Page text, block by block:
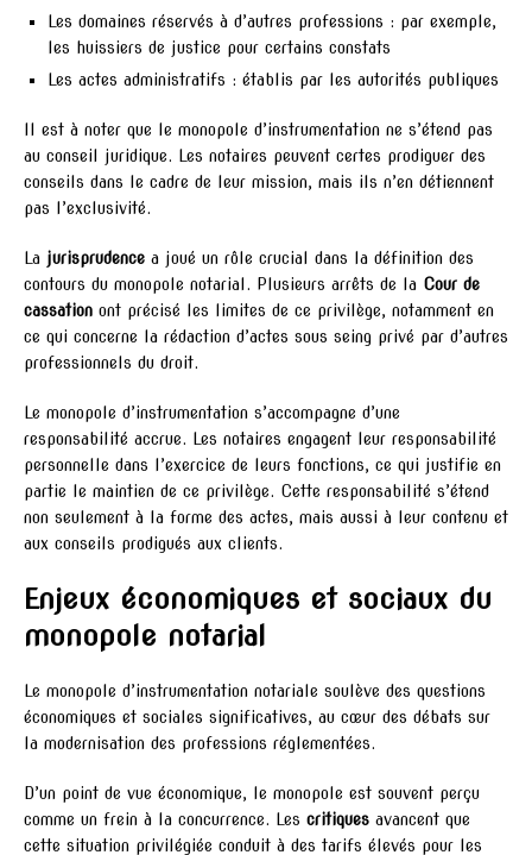
Les domaines réservés à d’autres professions : par exemple,
les huissiers de justice pour certains constats
Les actes administratifs : établis par les autorités publiques
Il est à noter que le monopole d’instrumentation ne s’étend pas
au conseil juridique. Les notaires peuvent certes prodiguer des
conseils dans le cadre de leur mission, mais ils n’en détiennent
pas l’exclusivité.
La jurisprudence a joué un rôle crucial dans la définition des
contours du monopole notarial. Plusieurs arrêts de la Cour de
cassation ont précisé les limites de ce privilège, notamment en
ce qui concerne la rédaction d’actes sous seing privé par d’autres
professionnels du droit.
Le monopole d’instrumentation s’accompagne d’une
responsabilité accrue. Les notaires engagent leur responsabilité
personnelle dans l’exercice de leurs fonctions, ce qui justifie en
partie le maintien de ce privilège. Cette responsabilité s’étend
non seulement à la forme des actes, mais aussi à leur contenu et
aux conseils prodigués aux clients.
Enjeux économiques et sociaux du
monopole notarial
Le monopole d’instrumentation notariale soulève des questions
économiques et sociales significatives, au cœur des débats sur
la modernisation des professions réglementées.
D’un point de vue économique, le monopole est souvent perçu
comme un frein à la concurrence. Les critiques avancent que
cette situation privilégiée conduit à des tarifs élevés pour les